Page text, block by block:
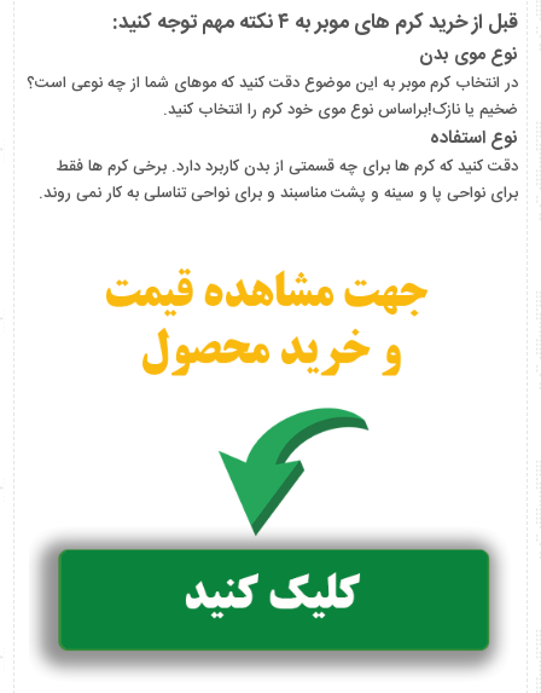
قبل از خرید کرم های موبر به ۴ نکته مهم توجه کنید:
نوع موی بدن
در انتخاب کرم موبر به این موضوع دقت کنید که موهای شما از چه نوعی است؟
ضخیم یا نازک!براساس نوع موی خود کرم را انتخاب کنید.
نوع استفاده
دقت کنید که کرم ها برای چه قسمتی از بدن کاربرد دارد. برخی کرم ها فقط
برای نواحی پا و سینه و پشت مناسبند و برای نواحی تناسلی به کار نمی روند.